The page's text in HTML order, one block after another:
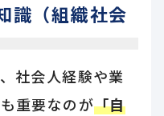
識（組織社会
社会人経験や業
重要なのが「自